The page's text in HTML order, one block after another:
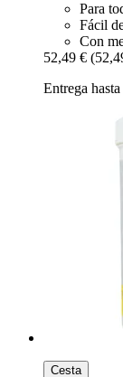
Para
Fácil
Con
52,49 €
Entrega
Cesta